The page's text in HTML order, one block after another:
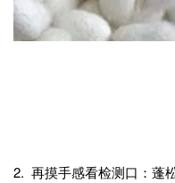
2. 再摸手感看检测口：蓬